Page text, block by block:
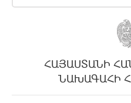
ՀԱՅԱՍՏԱՆԻ
ՆԱԽԱԳԱՀԻ